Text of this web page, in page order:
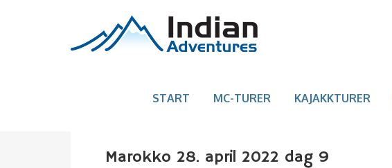
START MC-TURER KAJAKKTURER
Marokko 28. april 2022 dag 9